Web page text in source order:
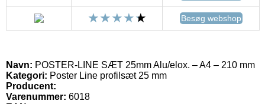
Besøg webshop
Navn: POSTER-LINE SÆT 25mm Alu/elox. – A4 – 210 mm
Kategori: Poster Line profilsæt 25 mm
Producent:
Varenummer: 6018